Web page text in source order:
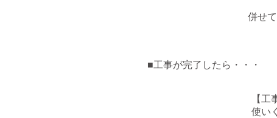
併せ
■工事が完了したら・・・
【
使い